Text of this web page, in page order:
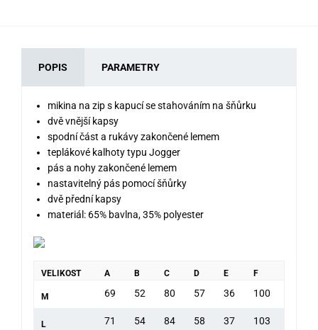
POPIS PARAMETRY
mikina na zip s kapucí se stahováním na šňůrku
dvě vnější kapsy
spodní část a rukávy zakončené lemem
teplákové kalhoty typu Jogger
pás a nohy zakončené lemem
nastavitelný pás pomocí šňůrky
dvě přední kapsy
materiál: 65% bavlna, 35% polyester
VELIKOST A B C D E F
M 69 52 80 57 36 100
L 71 54 84 58 37 103